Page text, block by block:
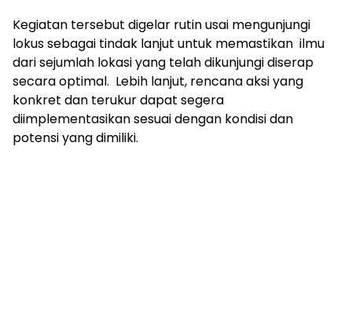
Kegiatan tersebut digelar rutin usai mengunjungi
lokus sebagai tindak lanjut untuk memastikan ilmu
dari sejumlah lokasi yang telah dikunjungi diserap
secara optimal. Lebih lanjut, rencana aksi yang
konkret dan terukur dapat segera
diimplementasikan sesuai dengan kondisi dan
potensi yang dimiliki.